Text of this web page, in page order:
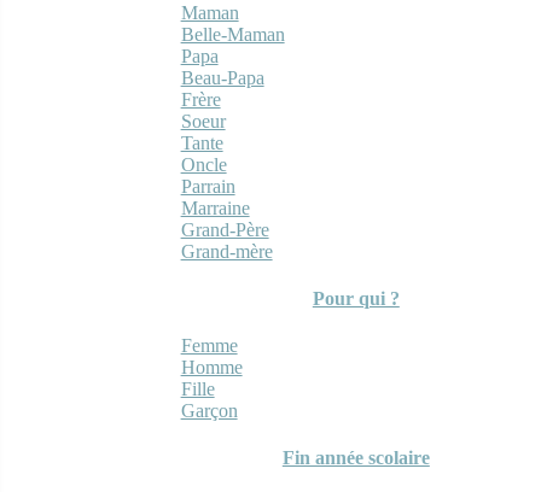
Maman
Belle-Maman
Papa
Beau-Papa
Frère
Soeur
Tante
Oncle
Parrain
Marraine
Grand-Père
Grand-mère
Pour qui ?
Femme
Homme
Fille
Garçon
Fin année scolaire